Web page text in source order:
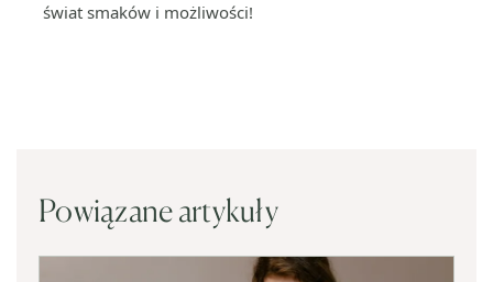
świat smaków i możliwości!
Powiązane artykuły